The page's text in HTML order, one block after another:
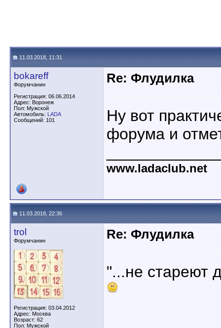
11.03.2018, 11:31
bokareff
Форумчанин
Регистрация: 06.06.2014
Адрес: Воронеж
Пол: Мужской
Автомобиль: LADA
Сообщений: 101
Re: Флудилка
Ну вот
форума и
www.ladaclub.net
11.03.2018, 22:36
trol
Форумчанин
Регистрация: 03.04.2012
Адрес: Москва
Возраст: 62
Пол: Мужской
Re: Флудилка
"...не стареют